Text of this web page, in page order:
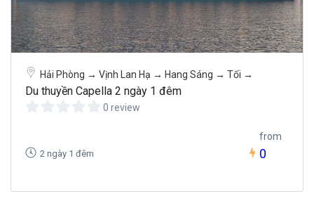
Hải Phòng → Vịnh Lan Hạ → Hang Sáng → Tối →
Du thuyền Capella 2 ngày 1 đêm
0 review
2 ngày 1 đêm
from
0